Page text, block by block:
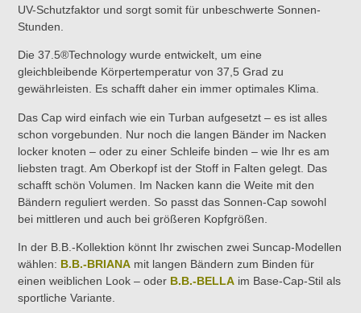
UV-Schutzfaktor und sorgt somit für unbeschwerte Sonnen-
Stunden.
Die 37.5®Technology wurde entwickelt, um eine
gleichbleibende Körpertemperatur von 37,5 Grad zu
gewährleisten. Es schafft daher ein immer optimales Klima.
Das Cap wird einfach wie ein Turban aufgesetzt – es ist alles
schon vorgebunden. Nur noch die langen Bänder im Nacken
locker knoten – oder zu einer Schleife binden – wie Ihr es am
liebsten tragt. Am Oberkopf ist der Stoff in Falten gelegt. Das
schafft schön Volumen. Im Nacken kann die Weite mit den
Bändern reguliert werden. So passt das Sonnen-Cap sowohl
bei mittleren und auch bei größeren Kopfgrößen.
In der B.B.-Kollektion könnt Ihr zwischen zwei Suncap-Modellen
wählen: B.B.-BRIANA mit langen Bändern zum Binden für
einen weiblichen Look – oder B.B.-BELLA im Base-Cap-Stil als
sportliche Variante.